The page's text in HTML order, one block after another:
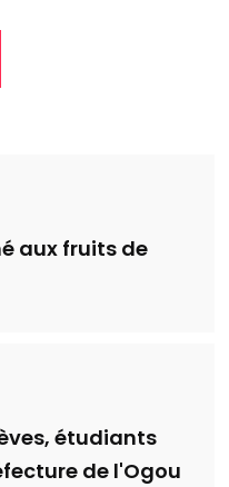
aux fruits de
étudiants
de l'Ogou